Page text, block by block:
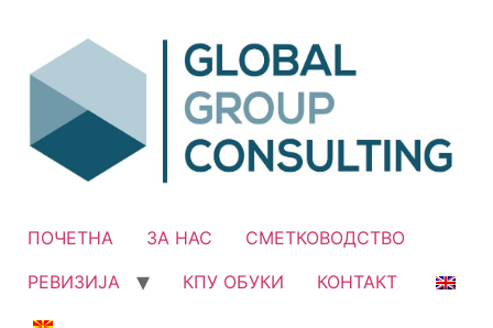
content
ПОЧЕТНА ЗА НАС
СМЕТКОВОДСТВО
РЕВИЗИЈА
КПУ ОБУКИ КОНТАКТ